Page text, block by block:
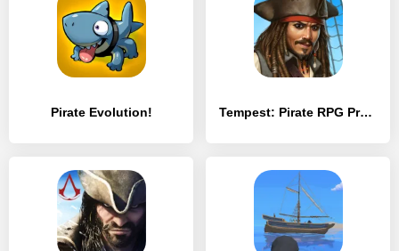
Pirate Evolution! Tempest: Pirate RPG Premium